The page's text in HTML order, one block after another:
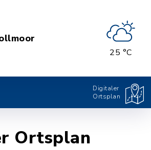
25 °C
Digitaler
Ortsplan
Ortsplan